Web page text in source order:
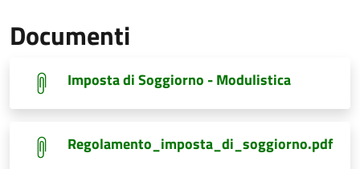
Documenti
Imposta di Soggiorno - Modulistica
Regolamento_imposta_di_soggiorno.pdf